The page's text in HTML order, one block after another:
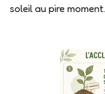
soleil au pire moment.